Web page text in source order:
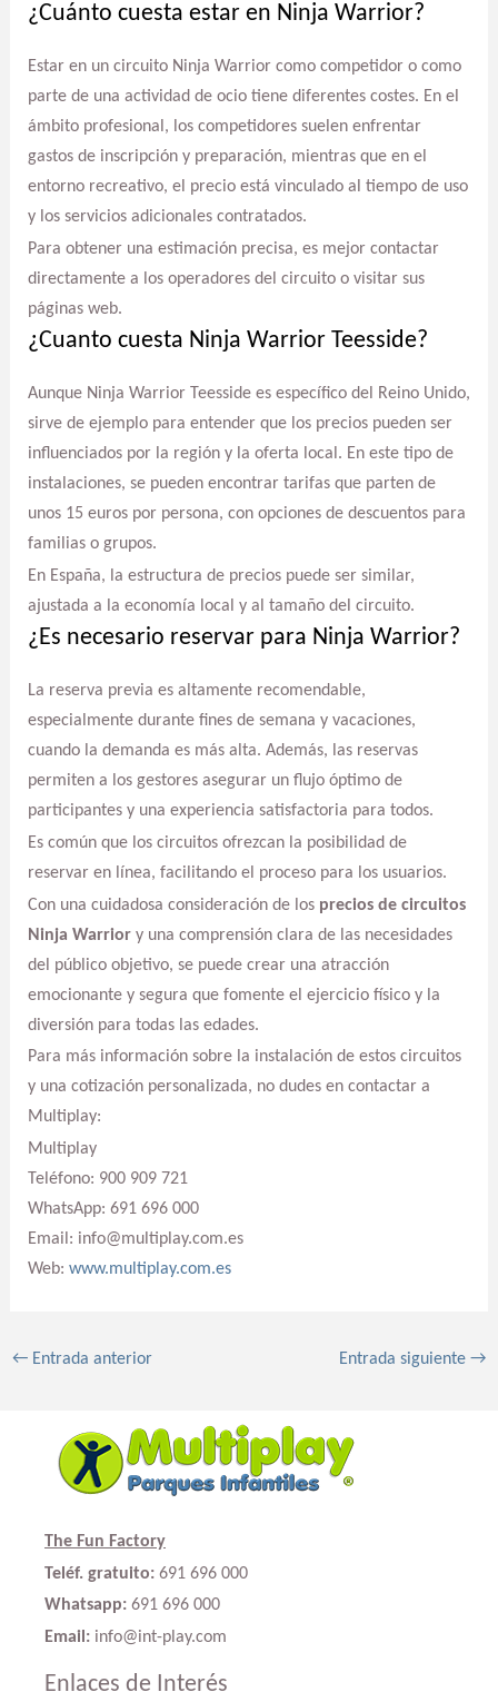
¿Cuánto cuesta estar en Ninja Warrior?
Estar en un circuito Ninja Warrior como competidor o como
parte de una actividad de ocio tiene diferentes costes. En el
ámbito profesional, los competidores suelen enfrentar
gastos de inscripción y preparación, mientras que en el
entorno recreativo, el precio está vinculado al tiempo de uso
y los servicios adicionales contratados.
Para obtener una estimación precisa, es mejor contactar
directamente a los operadores del circuito o visitar sus
páginas web.
¿Cuanto cuesta Ninja Warrior Teesside?
Aunque Ninja Warrior Teesside es específico del Reino Unido,
sirve de ejemplo para entender que los precios pueden ser
influenciados por la región y la oferta local. En este tipo de
instalaciones, se pueden encontrar tarifas que parten de
unos 15 euros por persona, con opciones de descuentos para
familias o grupos.
En España, la estructura de precios puede ser similar,
ajustada a la economía local y al tamaño del circuito.
¿Es necesario reservar para Ninja Warrior?
La reserva previa es altamente recomendable,
especialmente durante fines de semana y vacaciones,
cuando la demanda es más alta. Además, las reservas
permiten a los gestores asegurar un flujo óptimo de
participantes y una experiencia satisfactoria para todos.
Es común que los circuitos ofrezcan la posibilidad de
reservar en línea, facilitando el proceso para los usuarios.
Con una cuidadosa consideración de los precios de circuitos
Ninja Warriory una comprensión clara de las necesidades
del público objetivo, se puede crear una atracción
emocionante y segura que fomente el ejercicio físico y la
diversión para todas las edades.
Para más información sobre la instalación de estos circuitos
y una cotización personalizada, no dudes en contactar a
Multiplay:
Multiplay
Teléfono: 900 909 721
WhatsApp: 691 696 000
Email: info@multiplay.com.es
Web: www.multiplay.com.es
←Entrada anterior Entrada siguiente→
The Fun Factory
Teléf. gratuito: 691 696 000
Whatsapp: 691 696 000
Email: info@int-play.com
Enlaces de Interés